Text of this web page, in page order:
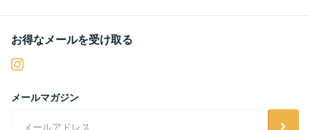
お得なメールを受け取る
メールマガジン